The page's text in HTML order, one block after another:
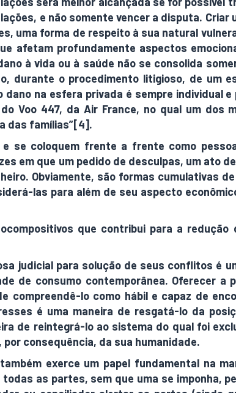
e não somente vencer a disputa.
uma forma de respeito à sua natural
afetam profundamente aspectos
à vida ou à saúde não se consolida
durante o procedimento litigioso, de um
na esfera privada é sempre individual
Voo 447, da Air France, no qual um dos
das famílias”[4].
se coloquem frente a frente como
em que um pedido de desculpas, um ato
Obviamente, são formas cumulativas
las para além de seu aspecto
que contribui para a redução
judicial para solução de seus conflitos é
de consumo contemporânea. Oferecer a
lo como hábil e capaz de
é uma maneira de resgatá-lo da
de reintegrá-lo ao sistema do qual foi
consequência, da sua humanidade.
exerce um papel fundamental na
as partes, sem que uma se imponha,